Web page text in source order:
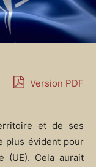
Version PDF
et de ses
plus évident pour
(UE). Cela aurait